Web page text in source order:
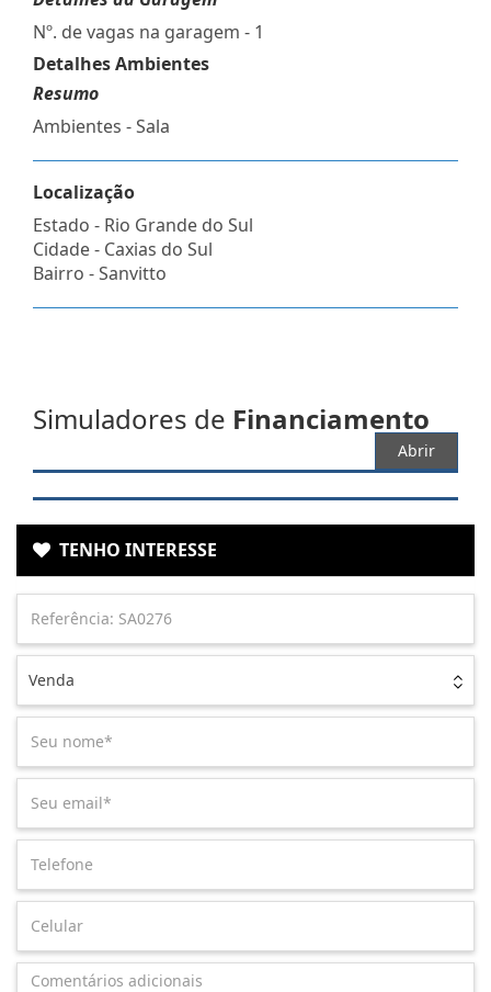
Nº. de vagas na garagem - 1
Detalhes Ambientes
Resumo
Ambientes - Sala
Localização
Estado - Rio Grande do Sul
Cidade - Caxias do Sul
Bairro -Sanvitto
Simuladores de Financiamento
Abrir
TENHO INTERESSE
Venda